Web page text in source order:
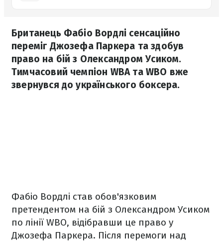
Британець Фабіо Вордлі сенсаційно
переміг Джозефа Паркера та здобув
право на бій з Олександром Усиком.
Тимчасовий чемпіон WBA та WBO вже
звернувся до українського боксера.
Фабіо Вордлі став обов'язковим
претендентом на бій з Олександром Усиком
по лінії WBO, відібравши це право у
Джозефа Паркера. Після перемоги над